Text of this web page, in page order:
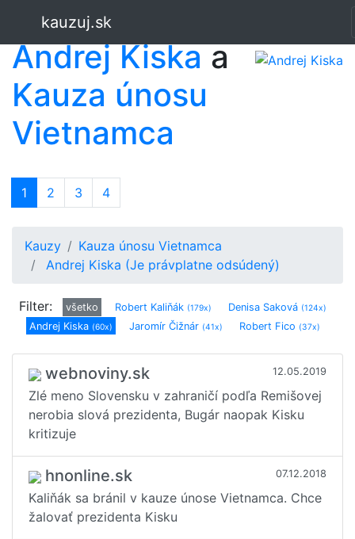
kauzuj.sk
Andrej Kiskaa
Kauza únosu
Vietnamca
1 (current)
2 3 4
Kauzy
Kauza únosu Vietnamca
Andrej Kiska (Je právplatne odsúdený)
Filter: všetko Robert Kaliňák (179x) Denisa Saková (124x)
Andrej Kiska (60x) Jaromír Čižnár (41x) Robert Fico (37x)
Maroš Žilinka Ľubomír Galko Milan Lučanský
Veronika Remišová (4x)
Miroslav Beblavý (3x) Juraj Blanár(3x) Richard Sulík (3x)
Marián Kočner(2x) Alojz Hlina(1x) Vladimír Mečiar(1x)
Peter Žiga
Tibor Gašpar(1x) Ľuboš Blaha(1x) Zuzana Čaputová(1x)
Ladislav Bašternák
webnoviny.sk 12.05.2019
Zlé meno Slovensku v zahraničí podľa Remišovej
nerobia slová prezidenta, Bugár naopak Kisku
kritizuje
hnonline.sk 07.12.2018
Kaliňák sa bránil v kauze únose Vietnamca. Chce
žalovať prezidenta Kisku